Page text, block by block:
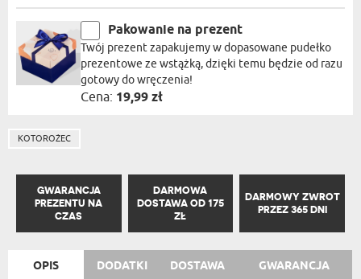
Pakowanie na prezent
Twój prezent zapakujemy w dopasowane pudełko
prezentowe ze wstążką, dzięki temu będzie od razu
gotowy do wręczenia!
Cena: 19,99 zł
KOTOROŻEC
GWARANCJA
PREZENTU NA
CZAS
DARMOWA
DOSTAWA OD 175
ZŁ
DARMOWY ZWROT
PRZEZ 365 DNI
OPIS DODATKI DOSTAWA GWARANCJA